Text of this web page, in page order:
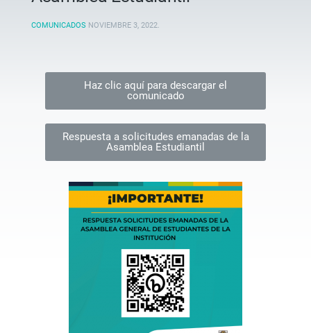
COMUNICADOS NOVIEMBRE 3, 2022.
Haz clic aquí para descargar el
comunicado
Respuesta a solicitudes emanadas de la
Asamblea Estudiantil